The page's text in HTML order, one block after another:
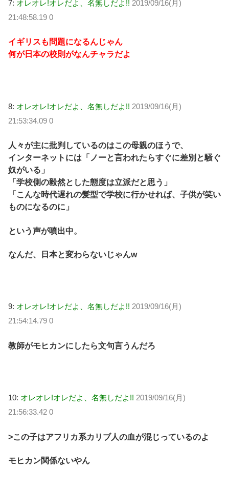
7: オレオレ!オレだよ、名無しだよ!! 2019/09/16(月)
21:48:58.19 0
イギリスも問題になるんじゃん
何が日本の校則がなんチャラだよ
8: オレオレ!オレだよ、名無しだよ!! 2019/09/16(月)
21:53:34.09 0
人々が主に批判しているのはこの母親のほうで、
インターネットには「ノーと言われたらすぐに差別と騒ぐ
奴がいる」
「学校側の毅然とした態度は立派だと思う」
「こんな時代遅れの髪型で学校に行かせれば、子供が笑い
ものになるのに」
という声が噴出中。
なんだ、日本と変わらないじゃんw
9: オレオレ!オレだよ、名無しだよ!! 2019/09/16(月)
21:54:14.79 0
教師がモヒカンにしたら文句言うんだろ
10: オレオレ!オレだよ、名無しだよ!! 2019/09/16(月)
21:56:33.42 0
>この子はアフリカ系カリブ人の血が混じっているのよ
モヒカン関係ないやん